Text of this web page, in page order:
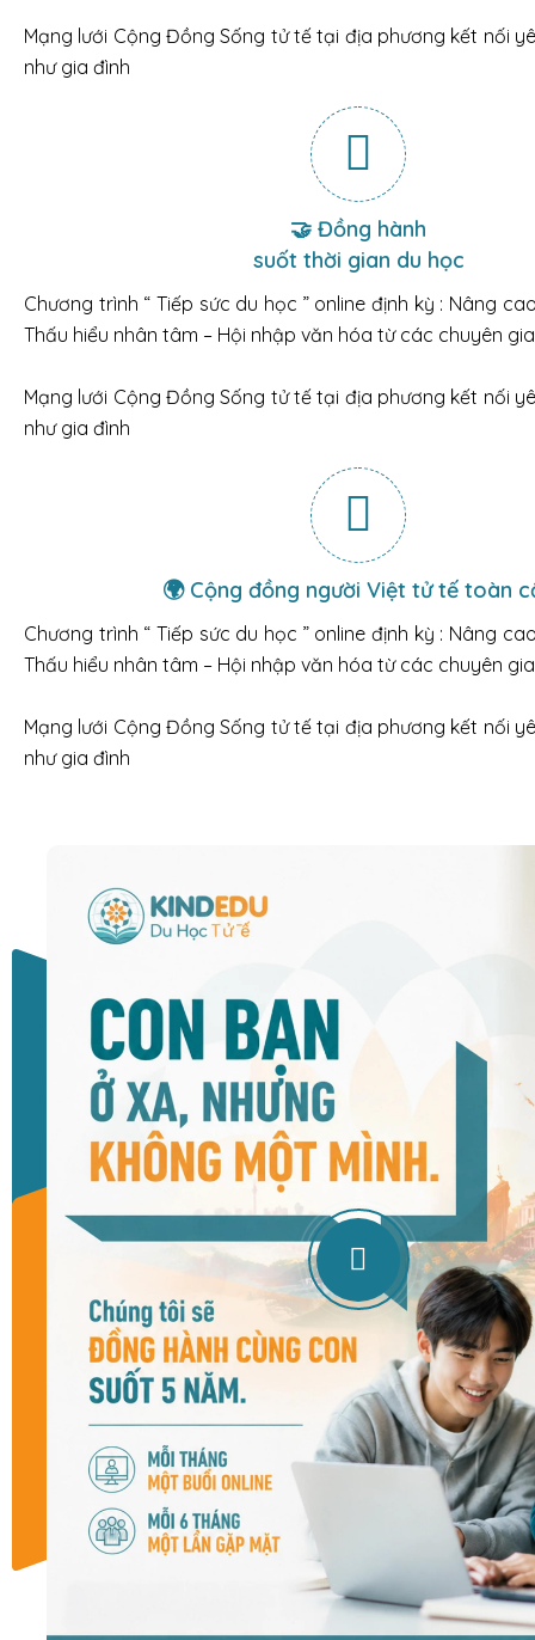
Mạng lưới Cộng Đồng Sống tử tế tại địa phương kết nối
như gia đình
🤝 Đồng hành
suốt thời gian du học
Chương trình “ Tiếp sức du học ” online định kỳ : Nâng
Thấu hiểu nhân tâm – Hội nhập văn hóa từ các chuyên
Mạng lưới Cộng Đồng Sống tử tế tại địa phương kết nối
như gia đình
🌍 Cộng đồng người Việt tử tế toàn
Chương trình “ Tiếp sức du học ” online định kỳ : Nâng
Thấu hiểu nhân tâm – Hội nhập văn hóa từ các chuyên
Mạng lưới Cộng Đồng Sống tử tế tại địa phương kết nối
như gia đình